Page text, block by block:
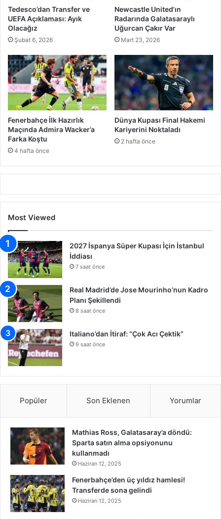
Tedesco’dan Transfer ve
UEFA Açıklaması: Ayık
Olacağız
Şubat 6, 2026
Newcastle United’ın
Radarında Galatasaraylı
Uğurcan Çakır Var
Mart 23, 2026
Fenerbahçe İlk Hazırlık
Maçında Admira Wacker’a
Farka Koştu
4 hafta önce
Dünya Kupası Final Hakemi
Kariyerini Noktaladı
2 hafta önce
Most Viewed
2027 İspanya Süper Kupası İçin İstanbul
İddiası
7 saat önce
Real Madrid’de Jose Mourinho’nun Kadro
Planı Şekillendi
8 saat önce
Italiano’dan İtiraf: “Çok Acı Çektik”
9 saat önce
Popüler Son Eklenen Yorumlar
Mathias Ross, Galatasaray’a döndü:
Sparta satın alma opsiyonunu
kullanmadı
Haziran 12, 2025
Fenerbahçe’den üç yıldız hamlesi!
Transferde sona gelindi
Haziran 12, 2025